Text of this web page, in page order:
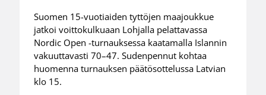
Suomen 15-vuotiaiden tyttöjen maajoukkue
jatkoi voittokulkuaan Lohjalla pelattavassa
Nordic Open -turnauksessa kaatamalla Islannin
vakuuttavasti 70–47. Sudenpennut kohtaa
huomenna turnauksen päätösottelussa Latvian
klo 15.